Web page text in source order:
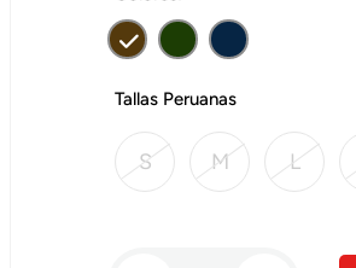
Tallas Peruanas
S M L